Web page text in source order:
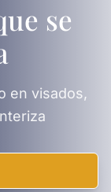
se
en visados,